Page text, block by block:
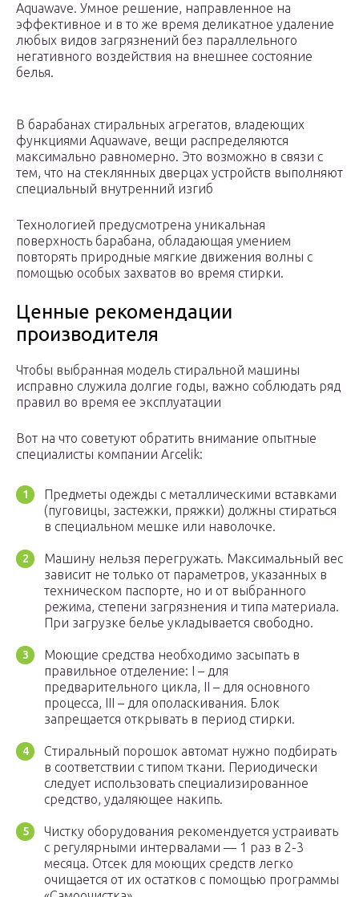
Aquawave. Умное решение, направленное на
эффективное и в то же время деликатное удаление
любых видов загрязнений без параллельного
негативного воздействия на внешнее состояние
белья.
В барабанах стиральных агрегатов, владеющих
функциями Aquawave, вещи распределяются
максимально равномерно. Это возможно в связи с
тем, что на стеклянных дверцах устройств выполняют
специальный внутренний изгиб
Технологией предусмотрена уникальная
поверхность барабана, обладающая умением
повторять природные мягкие движения волны с
помощью особых захватов во время стирки.
Ценные рекомендации
производителя
Чтобы выбранная модель стиральной машины
исправно служила долгие годы, важно соблюдать ряд
правил во время ее эксплуатации
Вот на что советуют обратить внимание опытные
специалисты компании Arcelik:
Предметы одежды с металлическими вставками
(пуговицы, застежки, пряжки) должны стираться
в специальном мешке или наволочке.
Машину нельзя перегружать. Максимальный вес
зависит не только от параметров, указанных в
техническом паспорте, но и от выбранного
режима, степени загрязнения и типа материала.
При загрузке белье укладывается свободно.
Моющие средства необходимо засыпать в
правильное отделение: I – для
предварительного цикла, II – для основного
процесса, III – для ополаскивания. Блок
запрещается открывать в период стирки.
Стиральный порошок автомат нужно подбирать
в соответствии с типом ткани. Периодически
следует использовать специализированное
средство, удаляющее накипь.
Чистку оборудования рекомендуется устраивать
с регулярными интервалами — 1 раз в 2-3
месяца. Отсек для моющих средств легко
очищается от их остатков с помощью программы